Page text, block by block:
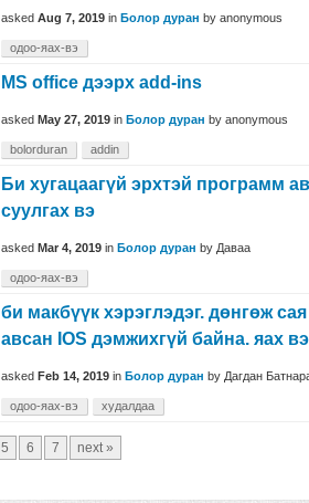
asked Aug 7, 2019 in Болор дуран by anonymous
одоо-яах-вэ
MS office дээрх add-ins
asked May 27, 2019 in Болор дуран by anonymous
bolorduran addin
Би хугацаагүй эрхтэй программ
суулгах вэ
asked Mar 4, 2019 in Болор дуран by Даваа
одоо-яах-вэ
би макбүүк хэрэглэдэг. дөнгөж
авсан IOS дэмжихгүй байна. яах
asked Feb 14, 2019 in Болор дуран by Дагдан
одоо-яах-вэ худалдаа
5 6 7 next »